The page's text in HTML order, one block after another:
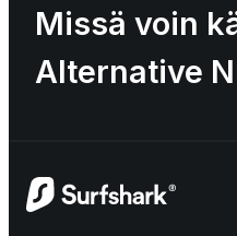
Missä voin
Alternative